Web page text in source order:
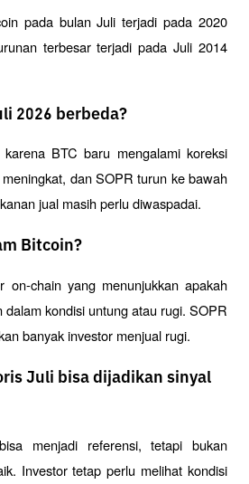
pada bulan Juli terjadi pada 2020
terbesar terjadi pada Juli 2014
2026 berbeda?
BTC baru mengalami koreksi
dan SOPR turun ke bawah
jual masih perlu diwaspadai.
Bitcoin?
on-chain yang menunjukkan apakah
dalam kondisi untung atau rugi. SOPR
banyak investor menjual rugi.
Juli bisa dijadikan sinyal
menjadi referensi, tetapi bukan
Investor tetap perlu melihat kondisi